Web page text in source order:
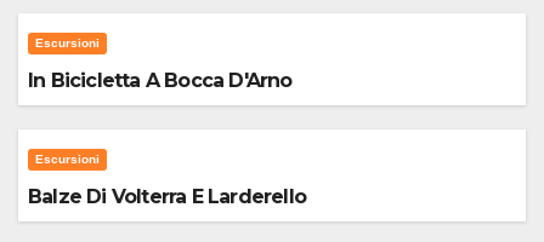
Escursioni
In Bicicletta A Bocca D'Arno
Escursioni
Balze Di Volterra E Larderello